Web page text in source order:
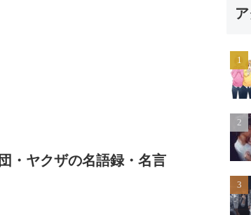
・ヤクザの名語録・名言